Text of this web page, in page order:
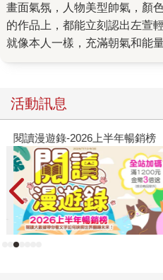
畫面氣氛，人物美型帥氣，顏
的作品上，都能立刻認出左萱
就像本人一樣，充滿朝氣和能
玩的廣場溪河、街道山林都已
情飄散在一步步踏回家的路上
般各種酸甜苦辣交錯著，阿薰
暖暖暗戀著的少女心，及阿薰
挺，這些獨一無二的感受都深
這段「六月廿四」夏日慶典裡
的路一樣，默默帶領著阿薰，
成長。 之前曾為了《神之鄉
溪「六月廿四」，參與整個普
活動訊息
閱讀漫遊錄-2026上半年暢銷榜